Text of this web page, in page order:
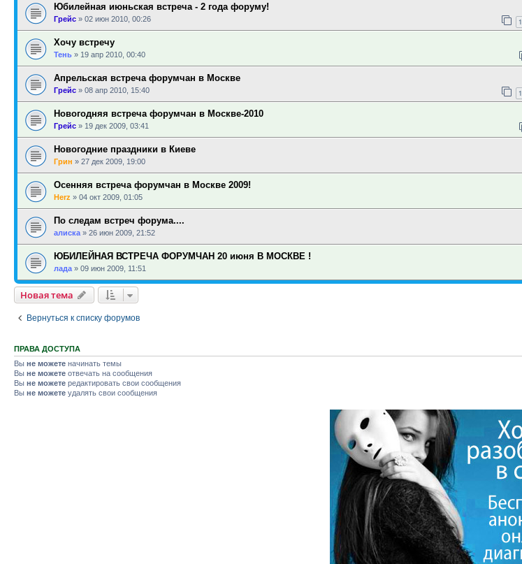
Юбилейная июньская встреча - 2 года форуму!
Грейс » 02 июн 2010, 00:26 1
Хочу встречу
Тень » 19 апр 2010, 00:40
Апрельская встреча форумчан в Москве
Грейс » 08 апр 2010, 15:40 1
Новогодняя встреча форумчан в Москве-2010
Грейс » 19 дек 2009, 03:41
Новогодние праздники в Киеве
Грин » 27 дек 2009, 19:00
Осенняя встреча форумчан в Москве 2009!
Herz » 04 окт 2009, 01:05
По следам встреч форума....
алиска » 26 июн 2009, 21:52
ЮБИЛЕЙНАЯ ВСТРЕЧА ФОРУМЧАН 20 июня В МОСКВЕ !
лада » 09 июн 2009, 11:51
Новая тема
Вернуться к списку форумов
ПРАВА ДОСТУПА
Вы не можете начинать темы
Вы не можете отвечать на сообщения
Вы не можете редактировать свои сообщения
Вы не можете удалять свои сообщения